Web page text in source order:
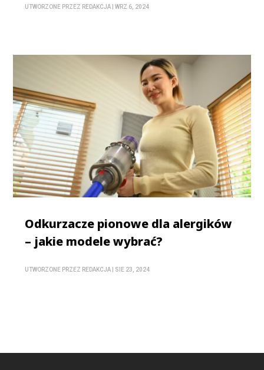
UTWORZONE PRZEZ REDAKCJA |WRZ 6, 2024
Odkurzacze pionowe dla alergików
– jakie modele wybrać?
UTWORZONE PRZEZ REDAKCJA SIE 23, 2024